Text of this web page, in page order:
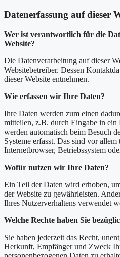
Datenerfassung auf dieser
Wer ist verantwortlich für die
Website?
Die Datenverarbeitung auf dieser
Websitebetreiber. Dessen
dieser Website entnehmen.
Wie erfassen wir Ihre Daten?
Ihre Daten werden zum einen
mitteilen, z.B. durch Eingabe in
werden automatisch beim Besuch
Systeme erfasst. Das sind vor
Internetbrowser, Betriebssystem
Wofür nutzen wir Ihre Daten?
Ein Teil der Daten wird erhoben,
der Website zu gewährleisten.
Ihres Nutzerverhaltens verwendet
Welche Rechte haben Sie
Sie haben jederzeit das Recht,
Herkunft, Empfänger und Zweck